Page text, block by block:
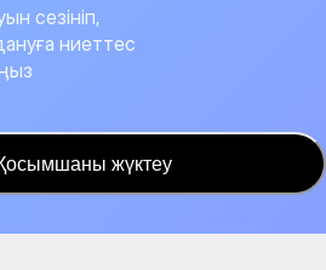
сезініп,
ниеттес
жүктеу